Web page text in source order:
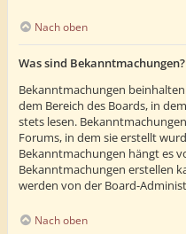
Nach oben
Was sind Bekanntmachungen?
Bekanntmachungen
dem Bereich des Boards, in
stets lesen.
Forums, in dem sie erstellt
Bekanntmachungen hängt es
Bekanntmachungen erstellen
werden von der Board-
Nach oben